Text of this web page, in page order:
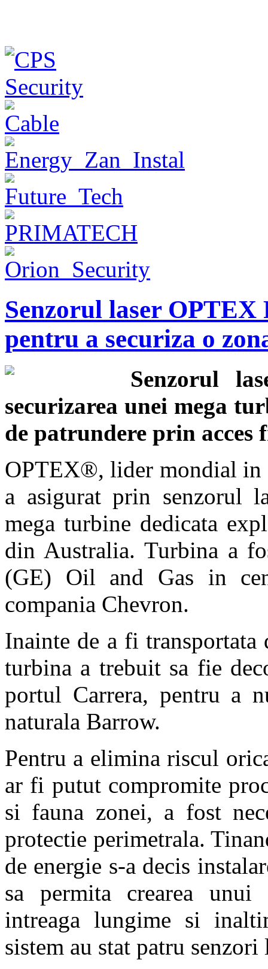
Senzorul laser OPTEX
pentru a securiza o
Senzorul
securizarea unei mega
de patrundere prin acces
OPTEX®, lider mondial in
a asigurat prin senzorul
mega turbine dedicata
din Australia. Turbina a
(GE) Oil and Gas in
compania Chevron.
Inainte de a fi
turbina a trebuit sa fie
portul Carrera, pentru a
naturala Barrow.
Pentru a elimina riscul
ar fi putut compromite
si fauna zonei, a fost
protectie perimetrala.
de energie s-a decis
sa permita crearea
intreaga lungime si
sistem au stat patru